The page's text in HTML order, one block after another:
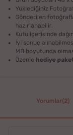
Yüklediğiniz
Gönderilen
hazırlanabilir.
Kutu içerisinde
İyi sonuç
MB boyutunda
Özenle hediye
Yorumlar(2)